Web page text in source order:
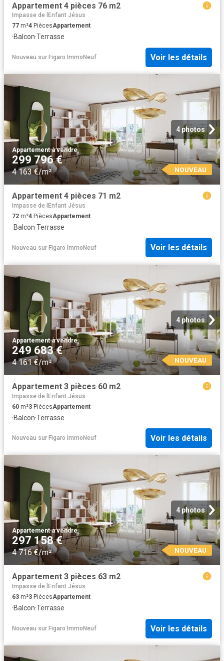
Appartement 4 pièces 76 m2
Impasse de lEnfant Jésus
77 m²4 PiècesAppartement
·Balcon·Terrasse
Nouveau sur Figaro ImmoNeuf Voir les détails
4 photos
Appartement·à vendre
299 796 €
4 163 €/m² NOUVEAU
Appartement 4 pièces 71 m2
Impasse de lEnfant Jésus
72 m²4 PiècesAppartement
·Balcon·Terrasse
Nouveau sur Figaro ImmoNeuf Voir les détails
4 photos
Appartement·à vendre
249 683 €
4 161 €/m² NOUVEAU
Appartement 3 pièces 60 m2
Impasse de lEnfant Jésus
60 m²3 PiècesAppartement
·Balcon·Terrasse
Nouveau sur Figaro ImmoNeuf Voir les détails
4 photos
Appartement·à vendre
297 158 €
4 716 €/m² NOUVEAU
Appartement 3 pièces 63 m2
Impasse de lEnfant Jésus
63 m²3 PiècesAppartement
·Balcon·Terrasse
Nouveau sur Figaro ImmoNeuf Voir les détails